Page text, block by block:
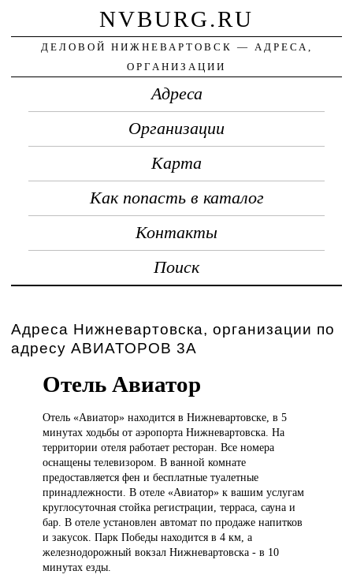
NVBURG.RU
ДЕЛОВОЙ НИЖНЕВАРТОВСК — АДРЕСА,
ОРГАНИЗАЦИИ
Адреса
Организации
Карта
Как попасть в каталог
Контакты
Поиск
Адреса Нижневартовска, организации по
адресу АВИАТОРОВ 3А
Отель Авиатор
Отель «Авиатор»находится в Нижневартовске, в 5
минутах ходьбы от аэропорта Нижневартовска. На
территории отеля работает ресторан. Все номера
оснащены телевизором. В ванной комнате
предоставляется фен и бесплатные туалетные
принадлежности. В отеле «Авиатор» к вашим услугам
круглосуточная стойка регистрации, терраса, сауна и
бар. В отеле установлен автомат по продаже напитков
и закусок. Парк Победы находится в 4 км, а
железнодорожный вокзал Нижневартовска - в 10
минутах езды.